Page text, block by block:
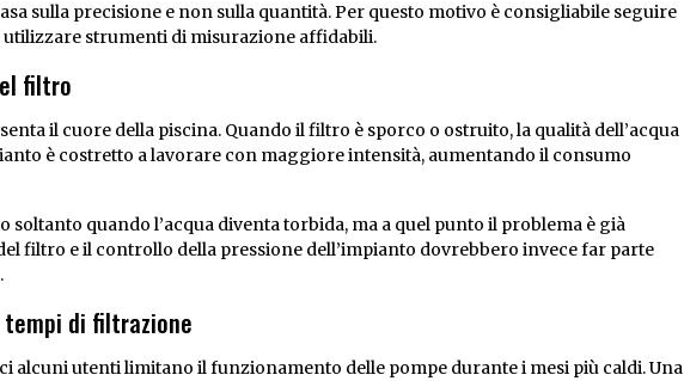
sulla precisione e non sulla quantità. Per questo motivo è consigliabile seguire
strumenti di misurazione affidabili.
filtro
il cuore della piscina. Quando il filtro è sporco o ostruito, la qualità dell’acqua
è costretto a lavorare con maggiore intensità, aumentando il consumo
quando l’acqua diventa torbida, ma a quel punto il problema è già
filtro e il controllo della pressione dell’impianto dovrebbero invece far parte
tempi di filtrazione
alcuni utenti limitano il funzionamento delle pompe durante i mesi più caldi. Una